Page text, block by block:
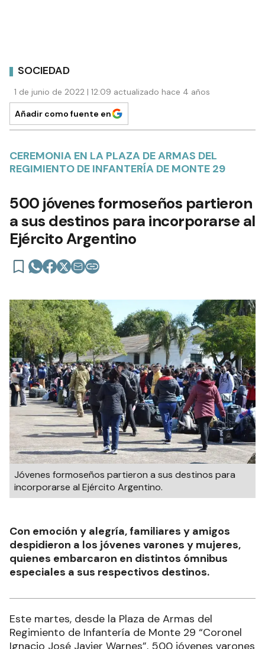
SOCIEDAD
1 de junio de 2022 | 12:09 actualizado hace 4 años
Añadir como fuente en
CEREMONIA EN LA PLAZA DE ARMAS DEL
REGIMIENTO DE INFANTERÍA DE MONTE 29
500 jóvenes formoseños partieron
a sus destinos para incorporarse al
Ejército Argentino
Jóvenes formoseños partieron a sus destinos para
incorporarse al Ejército Argentino.
Con emoción y alegría, familiares y amigos
despidieron a los jóvenes varones y mujeres,
quienes embarcaron en distintos ómnibus
especiales a sus respectivos destinos.
Este martes, desde la Plaza de Armas del
Regimiento de Infantería de Monte 29 “Coronel
Ignacio José Javier Warnes”, 500 jóvenes varones